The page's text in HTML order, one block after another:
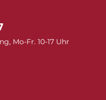
Mo-Fr. 10-17 Uhr